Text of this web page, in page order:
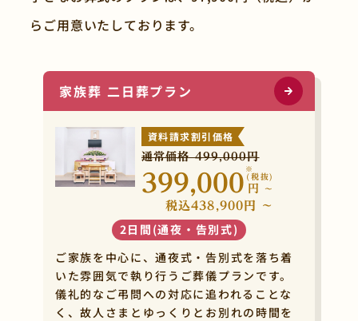
QRコードを
読み取ってください。
らご用意いたしております。
家族葬 二日葬プラン
資料請求割引価格
通常価格 499,000円
399,000
※
円
(税抜)
~
税込438,900円 ~
2日間(通夜・告別式)
ご家族を中心に、通夜式・告別式を落ち着
いた雰囲気で執り行うご葬儀プランです。
儀礼的なご弔問への対応に追われることな
く、故人さまとゆっくりとお別れの時間を